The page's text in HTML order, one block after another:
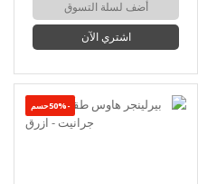
أضف لسلة التسوق
اشتري الآن
-50%حسم